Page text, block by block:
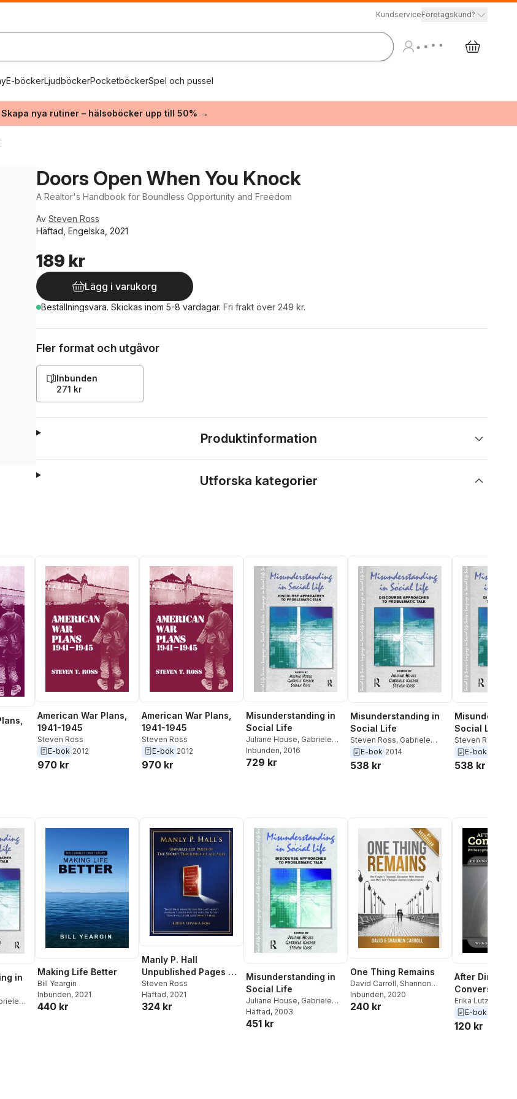
KundserviceFöretagskund?
E-böckerLjudböckerPocketböckerSpel och pussel
Skapa nya rutiner – hälsoböcker upp till 50% →
Doors Open When You Knock
A Realtor's Handbook for Boundless Opportunity and Freedom
Av Steven Ross
Häftad, Engelska, 2021
189 kr
Lägg i varukorg
Beställningsvara. Skickas inom 5-8 vardagar. Fri frakt över 249 kr.
Fler format och utgåvor
Inbunden
271 kr
Produktinformation
Utforska kategorier
American War Plans,
1941-1945
Steven Ross
E-bok 2012
970 kr
American War Plans,
1941-1945
Steven Ross
E-bok 2012
970 kr
Misunderstanding in
Social Life
Juliane House, Gabriele
Kasper,Steven Ross
Inbunden, 2016
729 kr
Misunderstanding in
Social Life
Steven Ross, Gabriele
Kasper,Juliane House
E-bok 2014
538 kr
Social Life
Steven Ross
Kasper,Juliane
E-bok
538 kr
in
Making Life Better
Bill Yeargin
Inbunden, 2021
440 kr
Manly P. Hall
Unpublished Pages of
The Secret Teachings
pf All Ages
Steven Ross
Häftad, 2021
324 kr
Misunderstanding in
Social Life
Juliane House, Gabriele
Kasper,Steven Ross
Häftad, 2003
451 kr
One Thing Remains
David Carroll, Shannon
Carroll
Inbunden, 2020
240 kr
After Dinner
Conversation
Philosophy of
Erika Lutz
Abra Staffin-
McFarland
E-bok
120 kr